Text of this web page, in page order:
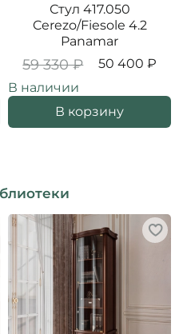
Стул 417.050
Cerezo/Fiesole 4.2
Panamar
59 330 ₽
50 400 ₽
В наличии
В корзину